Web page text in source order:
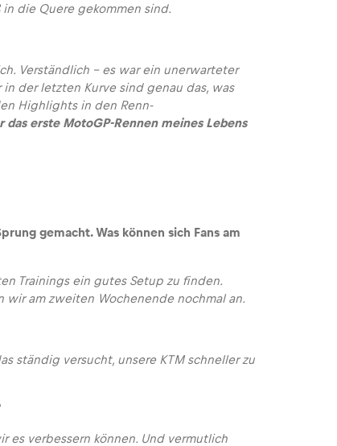
die Quere gekommen sind.
Verständlich – es war ein unerwarteter
der letzten Kurve sind genau das, was
Highlights in den Renn-
das erste MotoGP-Rennen meines Lebens
gemacht. Was können sich Fans am
Trainings ein gutes Setup zu finden.
wir am zweiten Wochenende nochmal an.
ständig versucht, unsere KTM schneller zu
es verbessern können. Und vermutlich